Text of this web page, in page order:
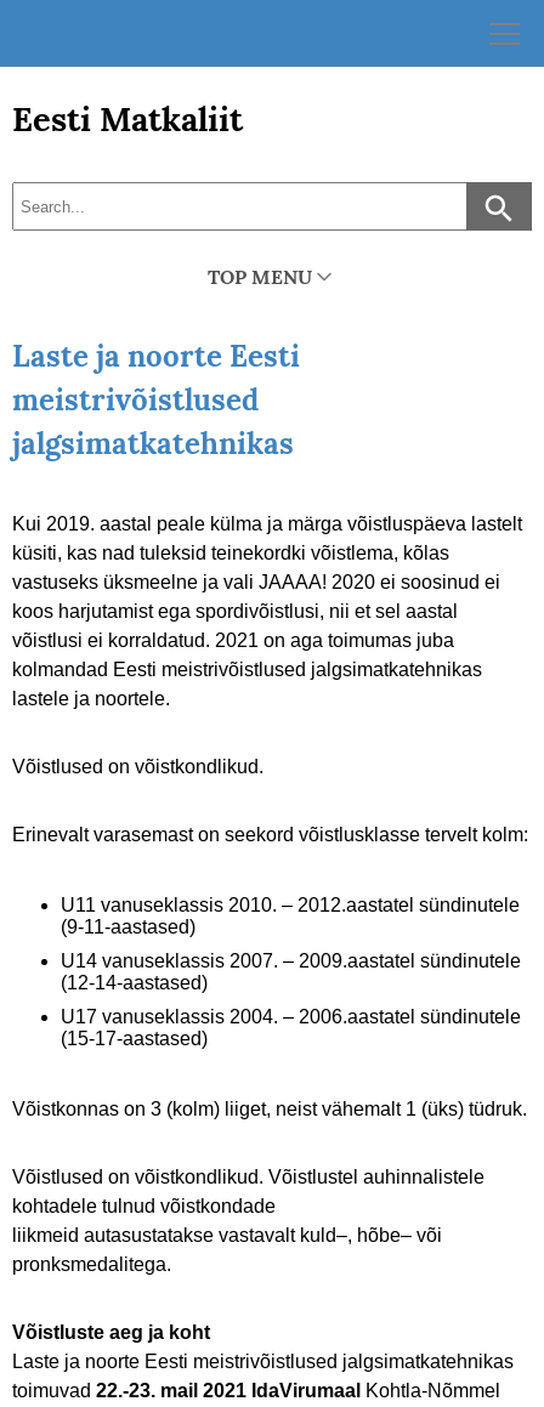
Eesti Matkaliit
TOP MENU
Laste ja noorte Eesti
meistrivõistlused
jalgsimatkatehnikas
Kui 2019. aastal peale külma ja märga võistluspäeva lastelt
küsiti, kas nad tuleksid teinekordki võistlema, kõlas
vastuseks üksmeelne ja vali JAAAA! 2020 ei soosinud ei
koos harjutamist ega spordivõistlusi, nii et sel aastal
võistlusi ei korraldatud. 2021 on aga toimumas juba
kolmandad Eesti meistrivõistlused jalgsimatkatehnikas
lastele ja noortele.
Võistlused on võistkondlikud.
Erinevalt varasemast on seekord võistlusklasse tervelt kolm:
U11 vanuseklassis 2010. – 2012.aastatel sündinutele
(9-11-aastased)
U14 vanuseklassis 2007. – 2009.aastatel sündinutele
(12-14-aastased)
U17 vanuseklassis 2004. – 2006.aastatel sündinutele
(15-17-aastased)
Võistkonnas on 3 (kolm) liiget, neist vähemalt 1 (üks) tüdruk.
Võistlused on võistkondlikud. Võistlustel auhinnalistele
kohtadele tulnud võistkondade
liikmeid autasustatakse vastavalt kuld–, hõbe– või
pronksmedalitega.
Võistluste aeg ja koht
Laste ja noorte Eesti meistrivõistlused jalgsimatkatehnikas
toimuvad 22.-23. mail 2021 IdaVirumaal Kohtla-Nõmmel